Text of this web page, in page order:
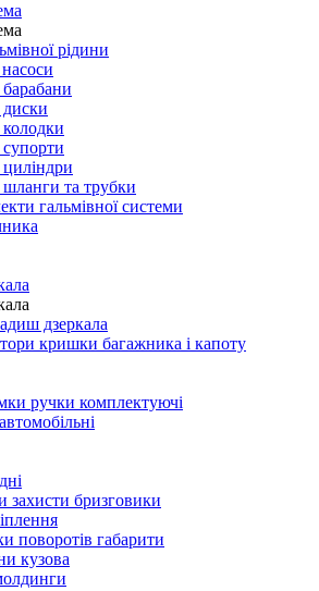
рідини
барабани
диски
колодки
супорти
циліндри
шланги та трубки
гальмівної системи
дзеркала
кришки багажника і капоту
ручки комплектуючі
захисти бризговики
поворотів габарити
кузова